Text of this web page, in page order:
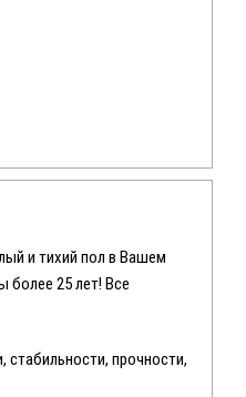
и тихий пол в Вашем
более 25 лет! Все
стабильности, прочности,